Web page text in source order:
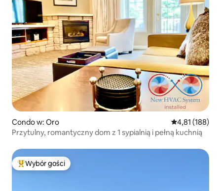
Condo w: Oro Średnia
4,81 (188)
Przytulny, romantyczny dom z 1 sypialnią i pełną kuchnią
Najpopularniejsze z kategorii Wybór gości
Wybór gości